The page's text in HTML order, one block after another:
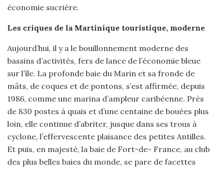
économie sucrière.
Les criques de la Martinique touristique, moderne
Aujourd’hui, il y a le bouillonnement moderne des
bassins d’activités, fers de lance de l’économie bleue
sur l’île. La profonde baie du Marin et sa fronde de
mâts, de coques et de pontons, s’est affirmée, depuis
1986, comme une marina d’ampleur caribéenne. Près
de 830 postes à quais et d’une centaine de bouées plus
loin, elle continue d’abriter, jusque dans ses trous à
cyclone, l’effervescente plaisance des petites Antilles.
Et puis, en majesté, la baie de Fort-de- France, au club
des plus belles baies du monde, se pare de facettes